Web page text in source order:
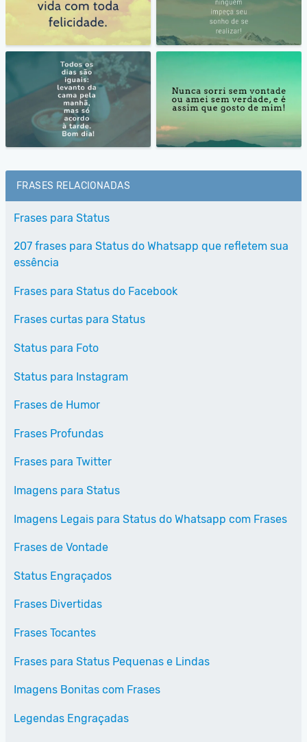
FRASES RELACIONADAS
Frases para Status
207 frases para Status do Whatsapp que refletem sua
essência
Frases para Status do Facebook
Frases curtas para Status
Status para Foto
Status para Instagram
Frases de Humor
Frases Profundas
Frases para Twitter
Imagens para Status
Imagens Legais para Status do Whatsapp com Frases
Frases de Vontade
Status Engraçados
Frases Divertidas
Frases Tocantes
Frases para Status Pequenas e Lindas
Imagens Bonitas com Frases
Legendas Engraçadas